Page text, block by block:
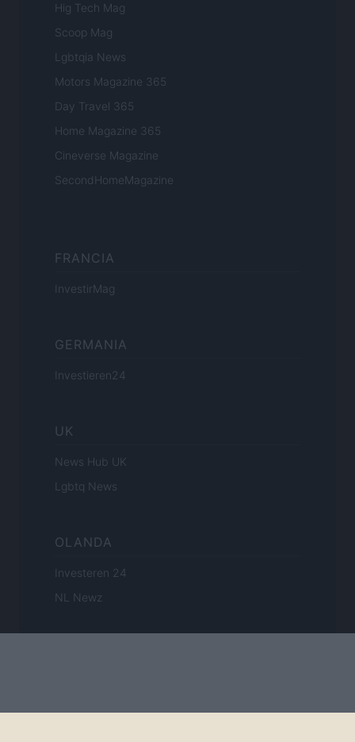
Hig Tech Mag
Scoop Mag
Lgbtqia News
Motors Magazine 365
Day Travel 365
Home Magazine 365
Cineverse Magazine
SecondHomeMagazine
FRANCIA
InvestirMag
GERMANIA
Investieren24
UK
News Hub UK
Lgbtq News
OLANDA
Investeren 24
NL Newz